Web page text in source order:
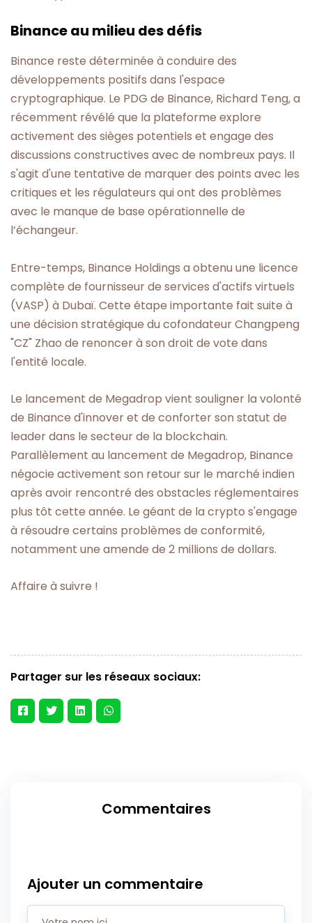
Binance au milieu des défis
Binance reste déterminée à conduire des
développements positifs dans l'espace
cryptographique. Le PDG de Binance, Richard Teng, a
récemment révélé que la plateforme explore
activement des sièges potentiels et engage des
discussions constructives avec de nombreux pays. Il
s'agit d'une tentative de marquer des points avec les
critiques et les régulateurs qui ont des problèmes
avec le manque de base opérationnelle de
l’échangeur.
Entre-temps, Binance Holdings a obtenu une licence
complète de fournisseur de services d'actifs virtuels
(VASP) à Dubaï. Cette étape importante fait suite à
une décision stratégique du cofondateur Changpeng
"CZ" Zhao de renoncer à son droit de vote dans
l'entité locale.
Le lancement de Megadrop vient souligner la volonté
de Binance d'innover et de conforter son statut de
leader dans le secteur de la blockchain.
Parallèlement au lancement de Megadrop, Binance
négocie activement son retour sur le marché indien
après avoir rencontré des obstacles réglementaires
plus tôt cette année. Le géant de la crypto s'engage
à résoudre certains problèmes de conformité,
notamment une amende de 2 millions de dollars.
Affaire à suivre !
Partager sur les réseaux sociaux:
Commentaires
Ajouter un commentaire